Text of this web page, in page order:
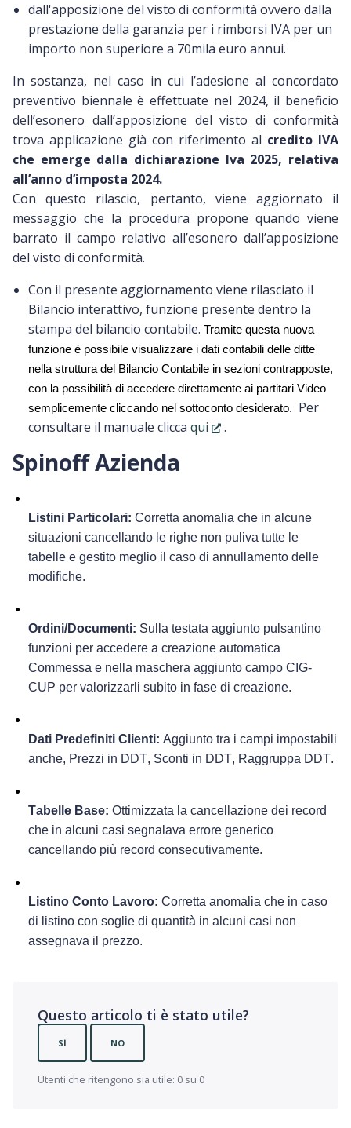
dall'apposizione del visto di conformità ovvero dalla
prestazione della garanzia per i rimborsi IVA per un
importo non superiore a 70mila euro annui.
In sostanza, nel caso in cui l’adesione al concordato
preventivo biennale è effettuate nel 2024, il beneficio
dell’esonero dall’apposizione del visto di conformità
trova applicazione già con riferimento al credito IVA
che emerge dalla dichiarazione Iva 2025, relativa
all’anno d’imposta 2024.
Con questo rilascio, pertanto, viene aggiornato il
messaggio che la procedura propone quando viene
barrato il campo relativo all’esonero dall’apposizione
del visto di conformità.
Con il presente aggiornamento viene rilasciato il
Bilancio interattivo, funzione presente dentro la
stampa del bilancio contabile. Tramite questa nuova
funzione è possibile visualizzare i dati contabili delle ditte
nella struttura del Bilancio Contabile in sezioni contrapposte,
con la possibilità di accedere direttamente ai partitari Video
semplicemente cliccando nel sottoconto desiderato.
Per
consultare il manuale clicca qui .
Spinoff Azienda
Listini Particolari: Corretta anomalia che in alcune
situazioni cancellando le righe non puliva tutte le
tabelle e gestito meglio il caso di annullamento delle
modifiche.
Ordini/Documenti: Sulla testata aggiunto pulsantino
funzioni per accedere a creazione automatica
Commessa e nella maschera aggiunto campo CIG-
CUP per valorizzarli subito in fase di creazione.
Dati Predefiniti Clienti: Aggiunto tra i campi impostabili
anche, Prezzi in DDT, Sconti in DDT, Raggruppa DDT.
Tabelle Base: Ottimizzata la cancellazione dei record
che in alcuni casi segnalava errore generico
cancellando più record consecutivamente.
Listino Conto Lavoro: Corretta anomalia che in caso
di listino con soglie di quantità in alcuni casi non
assegnava il prezzo.
Questo articolo ti è stato utile?
SÌ NO
Utenti che ritengono sia utile: 0 su 0